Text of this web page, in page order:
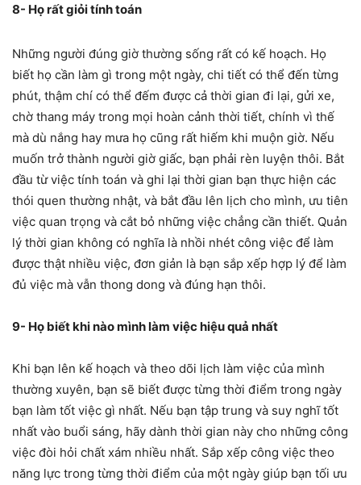
8- Họ rất giỏi tính toán
Những người đúng giờ thường sống rất có kế hoạch. Họ
biết họ cần làm gì trong một ngày, chi tiết có thể đến từng
phút, thậm chí có thể đếm được cả thời gian đi lại, gửi xe,
chờ thang máy trong mọi hoàn cảnh thời tiết, chính vì thế
mà dù nắng hay mưa họ cũng rất hiếm khi muộn giờ. Nếu
muốn trở thành người giờ giấc, bạn phải rèn luyện thôi. Bắt
đầu từ việc tính toán và ghi lại thời gian bạn thực hiện các
thói quen thường nhật, và bắt đầu lên lịch cho mình, ưu tiên
việc quan trọng và cắt bỏ những việc chẳng cần thiết. Quản
lý thời gian không có nghĩa là nhồi nhét công việc để làm
được thật nhiều việc, đơn giản là bạn sắp xếp hợp lý để làm
đủ việc mà vẫn thong dong và đúng hạn thôi.
9- Họ biết khi nào mình làm việc hiệu quả nhất
Khi bạn lên kế hoạch và theo dõi lịch làm việc của mình
thường xuyên, bạn sẽ biết được từng thời điểm trong ngày
bạn làm tốt việc gì nhất. Nếu bạn tập trung và suy nghĩ tốt
nhất vào buổi sáng, hãy dành thời gian này cho những công
việc đòi hỏi chất xám nhiều nhất. Sắp xếp công việc theo
năng lực trong từng thời điểm của một ngày giúp bạn tối ưu